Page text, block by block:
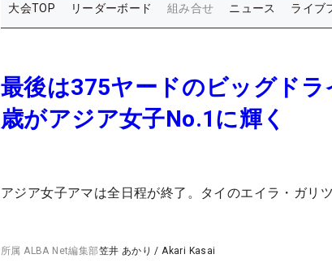
大会TOP リーダーボード 組み合せ ニュース ライブ
最後は375ヤードのビッグド
歳がアジア女子No.1に輝く
アジア女子アマは全日程が終了。タイのエイラ・ガリ
所属ALBA Net編集部笠井 あかり /Akari Kasai